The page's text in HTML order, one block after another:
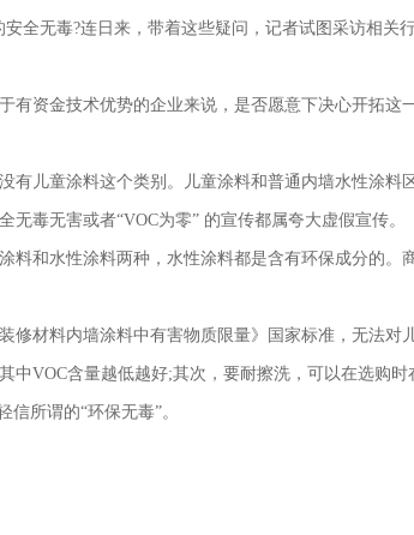
全无毒?连日来，带着这些疑问，记者试图采访相关
资金技术优势的企业来说，是否愿意下决心开拓
儿童涂料这个类别。儿童涂料和普通内墙水性涂
毒无害或者“VOC为零” 的宣传都属夸大虚假宣传。
和水性涂料两种，水性涂料都是含有环保成分的。
修材料内墙涂料中有害物质限量》国家标准，无法
VOC含量越低越好;其次，要耐擦洗，可以在选购
所谓的“环保无毒”。